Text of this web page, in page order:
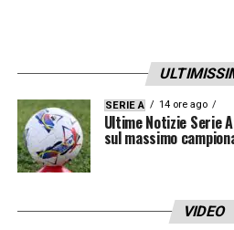
SERIE A 14 ore ago
Ultime Notizie Serie
sul massimo
VIDEO